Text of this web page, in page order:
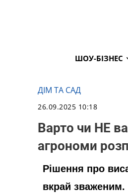
ШОУ-БІЗНЕС
ДІМ ТА САД
26.09.2025 10:18
Варто чи НЕ
агрономи
Рішення про
вкрай зваженим.